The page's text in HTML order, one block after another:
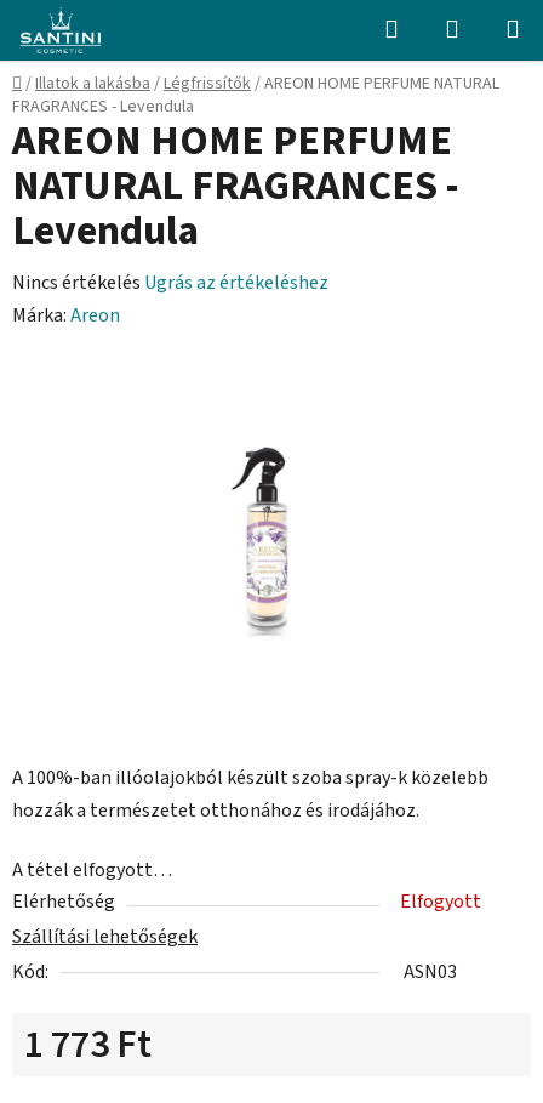
fő
tartalomhoz
Keresés KOSÁR
Kezdőlap
/Illatok a lakásba/Légfrissítők/AREON HOME PERFUME NATURAL
FRAGRANCES - Levendula
A 100%-ban illóolajokból készült szoba spray-k közelebb
hozzák a természetet otthonához és irodájához.
A tétel elfogyott…
Elérhetőség
Elfogyott
Szállítási lehetőségek
Kód:
ASN03
1 773 Ft
AREON HOME PERFUME
NATURAL FRAGRANCES -
Levendula
A
termék
Nincs értékelés Ugrás az értékeléshez
Márka:Areon